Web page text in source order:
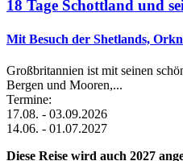
18 Tage Schottland und
Mit Besuch der Shetlands,
Großbritannien ist mit seinen
Bergen und Mooren,...
Termine:
17.08. - 03.09.2026
14.06. - 01.07.2027
Diese Reise wird auch 2027